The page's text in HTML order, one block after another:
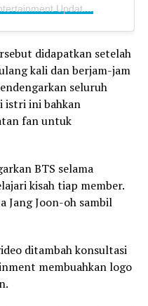
Updates
didapatkan setelah
kali dan berjam-jam
seluruh
istri ini bahkan
fan untuk
BTS selama
kisah tiap member.
Jang Joon-oh sambil
ditambah konsultasi
membuahkan logo